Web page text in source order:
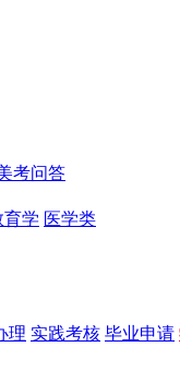
考问答
育学 医学类
理 实践考核 毕业申请